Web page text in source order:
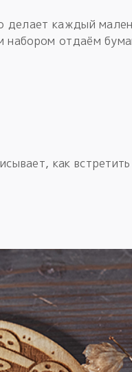
делает каждый
отдаём
как